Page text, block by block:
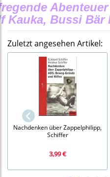
Kauka, Bussi
Zuletzt angesehen Artikel:
Nachdenken über Zappelphilipp,
Schiffer
3,99 €